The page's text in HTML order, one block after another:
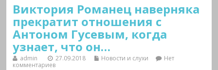
Виктория Романец наверняка
прекратит отношения с
Антоном Гусевым, когда
узнает, что он…
admin 27.09.2018 Новости и слухи
Нет
комментариев